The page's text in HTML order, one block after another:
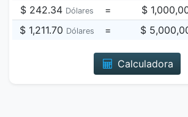
$ 242.34 Dólares = $
$ 1,211.70 Dólares = $
Calculadora